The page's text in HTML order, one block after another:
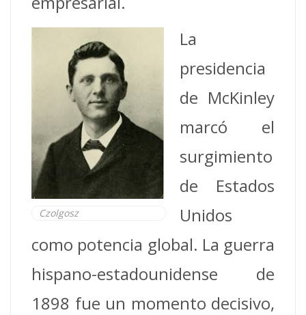
Czolgosz
La
presidencia
de McKinley
marcó el
surgimiento
de Estados
Unidos
como potencia global. La guerra
hispano-estadounidense de
1898 fue un momento decisivo,